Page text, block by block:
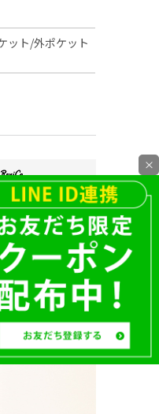
ット/外ポケット
×